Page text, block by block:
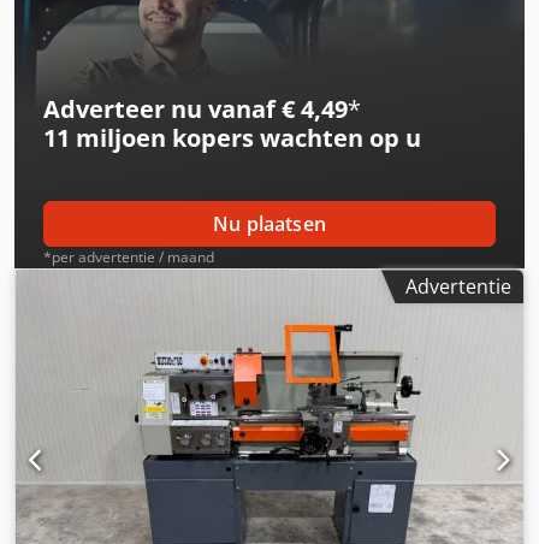
Snelwisselgereedschaphouder Spanning 380 V Gewicht
van de machine circa 700 kg
Adverteer nu vanaf € 4,49*
11 miljoen koperswachten op u
Nu plaatsen
*per advertentie / maand
Advertentie